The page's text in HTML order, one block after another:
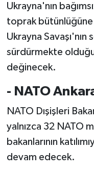
Ukrayna'nın
toprak
Ukrayna
sürdürmekte
değinecek.
- NATO
NATO Dışişleri
yalnızca 32 NATO
bakanlarının
devam edecek.